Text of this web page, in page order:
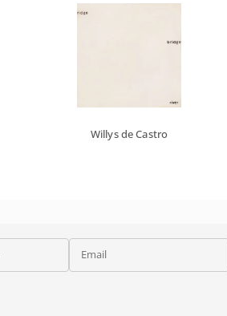
Willys de Castro
Email